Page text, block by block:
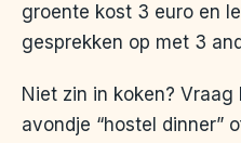
groente kost 3 euro en
gesprekken op met 3
Niet zin in koken?
avondje “hostel dinner”